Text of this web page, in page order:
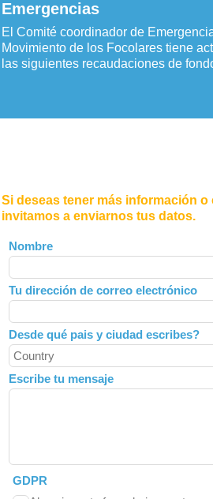
Emergencias
El Comité coordinador de
Movimiento de los Focolares tiene
las siguientes recaudaciones de
Si deseas tener más información
invitamos a enviarnos tus datos.
Leave
this
field
blank
Nombre
Tu dirección de correo electrónico
Desde qué pais y ciudad escribes?
Escribe tu mensaje
GDPR